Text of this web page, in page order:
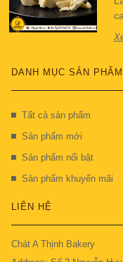
DANH MỤC SẢN PHẨM
Tất cả sản phẩm
Sản phẩm mới
Sản phẩm nổi bật
Sản phẩm khuyến mãi
LIÊN HỆ
Chát A Thịnh Bakery